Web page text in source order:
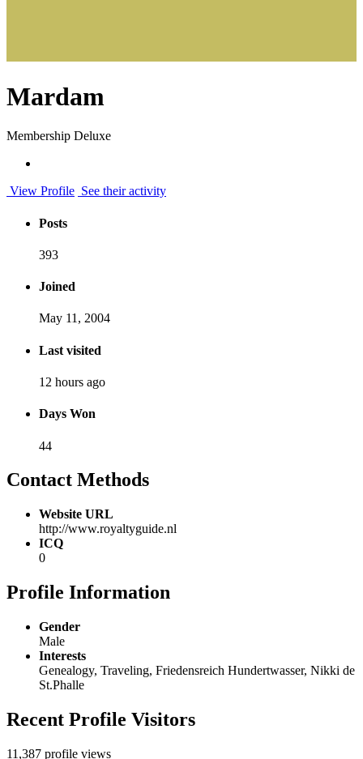
Mardam
Membership Deluxe
View Profile See their activity
Posts
393
Joined
May 11, 2004
Last visited
12 hours ago
Days Won
44
Contact Methods
Website URL
http://www.royaltyguide.nl
ICQ
0
Profile Information
Gender
Male
Interests
Genealogy, Traveling, Friedensreich Hundertwasser, Nikki de
St.Phalle
Recent Profile Visitors
11,387 profile views